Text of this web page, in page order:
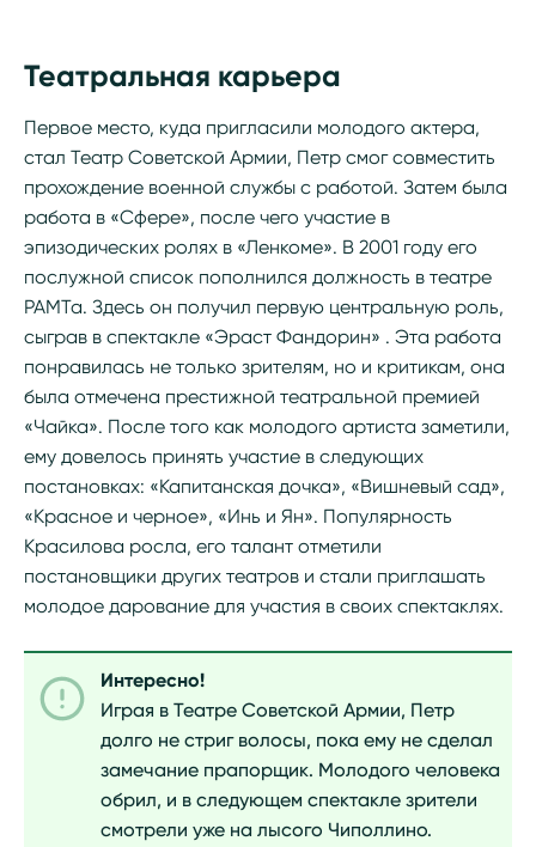
Театральная карьера
Первое место, куда пригласили молодого актера,
стал Театр Советской Армии, Петр смог совместить
прохождение военной службы с работой. Затем была
работа в «Сфере», после чего участие в
эпизодических ролях в «Ленкоме». В 2001 году его
послужной список пополнился должность в театре
РАМТа. Здесь он получил первую центральную роль,
сыграв в спектакле «Эраст Фандорин» . Эта работа
понравилась не только зрителям, но и критикам, она
была отмечена престижной театральной премией
«Чайка». После того как молодого артиста заметили,
ему довелось принять участие в следующих
постановках: «Капитанская дочка», «Вишневый сад»,
«Красное и черное», «Инь и Ян». Популярность
Красилова росла, его талант отметили
постановщики других театров и стали приглашать
молодое дарование для участия в своих спектаклях.
Интересно!
Играя в Театре Советской Армии, Петр
долго не стриг волосы, пока ему не сделал
замечание прапорщик. Молодого человека
обрил, и в следующем спектакле зрители
смотрели уже на лысого Чиполлино.